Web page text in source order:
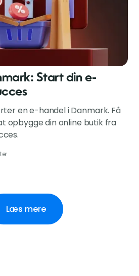
Start din e-
en e-handel i Danmark. Få
opbygge din online butik fra
Læs mere